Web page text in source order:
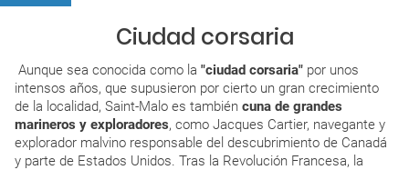
Ciudad corsaria
Aunque sea conocida como la "ciudad corsaria" por unos
intensos años, que supusieron por cierto un gran crecimiento
de la localidad, Saint-Malo es también cuna de grandes
marineros y exploradores, como Jacques Cartier, navegante y
explorador malvino responsable del descubrimiento de Canadá
y parte de Estados Unidos. Tras la Revolución Francesa, la